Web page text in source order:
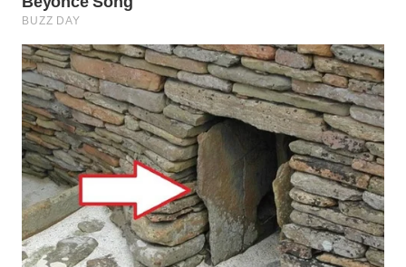
TINGGI
WN
PAKPAK
WN
KARAWANG
WN
BEKASI
WN